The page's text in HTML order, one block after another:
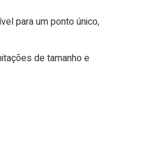
para um ponto único,
de tamanho e